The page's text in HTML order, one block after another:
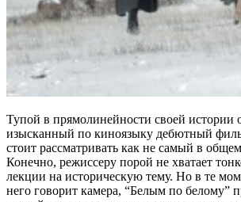
Тупой в прямолинейности своей истории
изысканный по киноязыку дебютный
стоит рассматривать как не самый в
Конечно, режиссеру порой не хватает
лекции на историческую тему. Но в те
него говорит камера, “Белым по белому”